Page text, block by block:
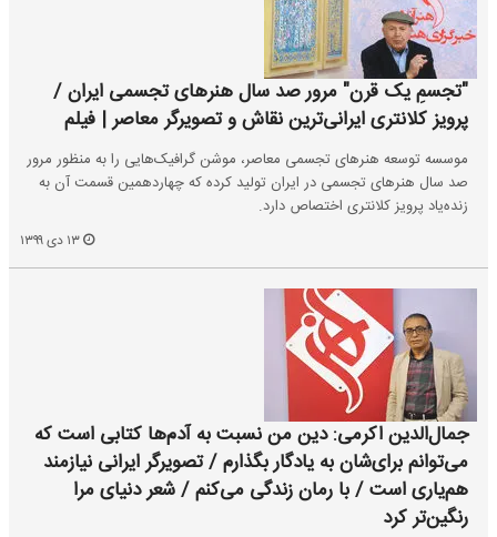
"تجسمِ یک قرن" مرور صد سال هنرهای تجسمی ایران /
پرویز کلانتری ایرانی‌ترین نقاش و تصویرگر معاصر | فیلم
موسسه توسعه هنرهای تجسمی معاصر، موشن گرافیک‌هایی را به منظور مرور
صد سال هنرهای تجسمی در ایران تولید کرده که چهاردهمین قسمت آن به
زنده‌یاد پرویز کلانتری اختصاص دارد.
جمال‌الدین اکرمی: دین من نسبت به آدم‌ها کتابی است که
می‌توانم برای‌شان به یادگار بگذارم / تصویرگر ایرانی نیازمند
هم‌یاری است / با رمان زندگی می‌کنم / شعر دنیای مرا
رنگین‌تر ‌کرد